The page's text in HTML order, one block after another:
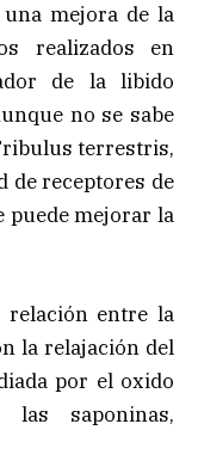
mejora de la
realizados en
de la libido
no se sabe
terrestris,
de receptores de
puede mejorar la
relación entre la
la relajación del
por el oxido
saponinas,